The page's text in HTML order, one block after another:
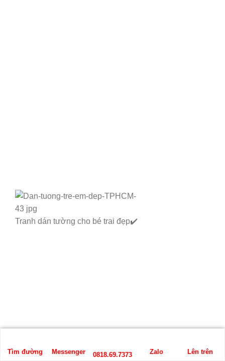
Tranh dán tường cho bé trai đẹp✔️
Tìm đường Messenger 0818.69.7373 Zalo Lên trên